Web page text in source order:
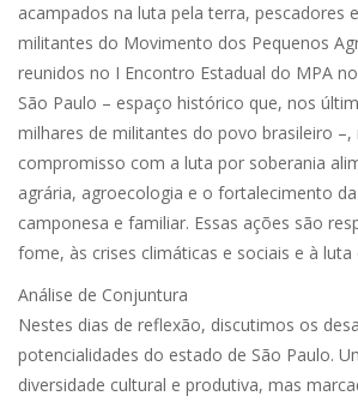
acampados na luta pela terra, pescadores
militantes do Movimento dos Pequenos
reunidos no I Encontro Estadual do MPA
São Paulo – espaço histórico que, nos
milhares de militantes do povo brasileiro
compromisso com a luta por soberania
agrária, agroecologia e o fortalecimento
camponesa e familiar. Essas ações são
fome, às crises climáticas e sociais e à
Análise de Conjuntura
Nestes dias de reflexão, discutimos os
potencialidades do estado de São Paulo.
diversidade cultural e produtiva, mas